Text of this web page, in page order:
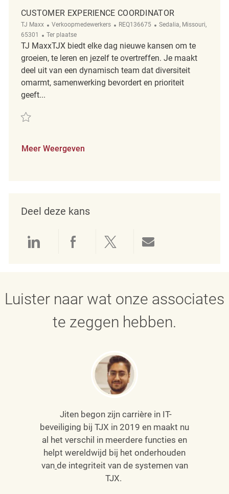
CUSTOMER EXPERIENCE COORDINATOR
TJ Maxx Categorie
Verkoopmedewerkers ReqId
REQ136675 Plaats
Sedalia, Missouri,
65301
Afgelegen
Ter plaatse
TJ MaxxTJX biedt elke dag nieuwe kansen om te
groeien, te leren en jezelf te overtreffen. Je maakt
deel uit van een dynamisch team dat diversiteit
omarmt, samenwerking bevordert en prioriteit
geeft...
Redden Customer Experience Coordinator REQ136675
Meer Weergeven
Deel deze kans
Delen via LinkedIn
Delen via Facebook
Delen via twitter
Luister naar wat onze associates
te zeggen hebben.
Jiten begon zijn carrière in IT-
beveiliging bij TJX in 2019 en maakt nu
al het verschil in meerdere functies en
helpt wereldwijd bij het onderhouden
van de integriteit van de systemen van
TJX.